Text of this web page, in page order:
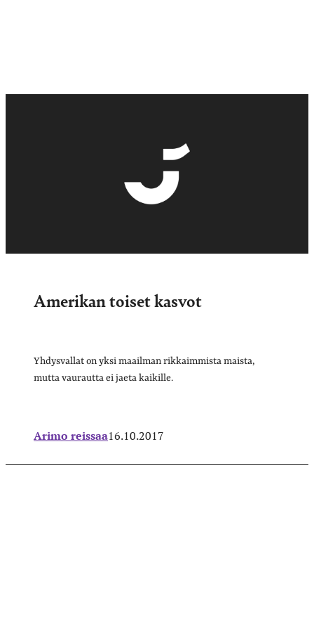
Amerikan toiset kasvot
Yhdysvallat on yksi maailman rikkaimmista maista,
mutta vaurautta ei jaeta kaikille.
Arimo reissaa16.10.2017